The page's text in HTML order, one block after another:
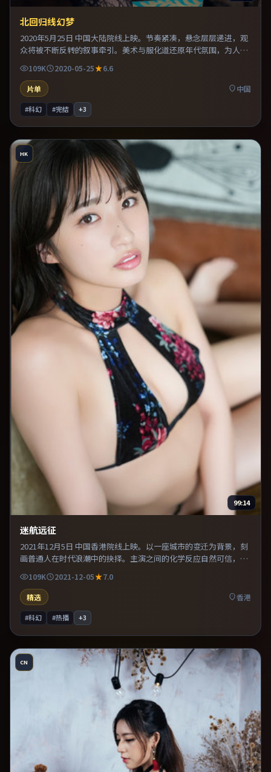
北回归线幻梦
2020年5月25日 中国大陆院线上映。节奏紧凑，悬念层层递进，观
众将被不断反转的叙事牵引。美术与服化道还原年代氛围，为人物
动机提供可信支撑。片尾留白意味深长，值得二刷细品台词与构
图。
109K 2020-05-25
6.6
片单
中国
#科幻 #完结 +3
HK
99:14
迷航远征
2021年12月5日 中国香港院线上映。以一座城市的变迁为背景，刻
画普通人在时代浪潮中的抉择。主演之间的化学反应自然可信，对
手戏张力贯穿全片。适合喜欢现实主义题材的观众，情绪后劲较
足。
109K 2021-12-05
7.0
精选
香港
#科幻 #热播 +3
CN